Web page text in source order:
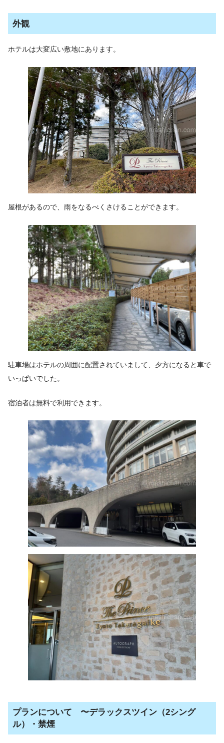
外観
ホテルは大変広い敷地にあります。
屋根があるので、雨をなるべくさけることができます。
駐車場はホテルの周囲に配置されていまして、夕方になると車で
いっぱいでした。
宿泊者は無料で利用できます。
プランについて 〜デラックスツイン（2シング
ル）・禁煙